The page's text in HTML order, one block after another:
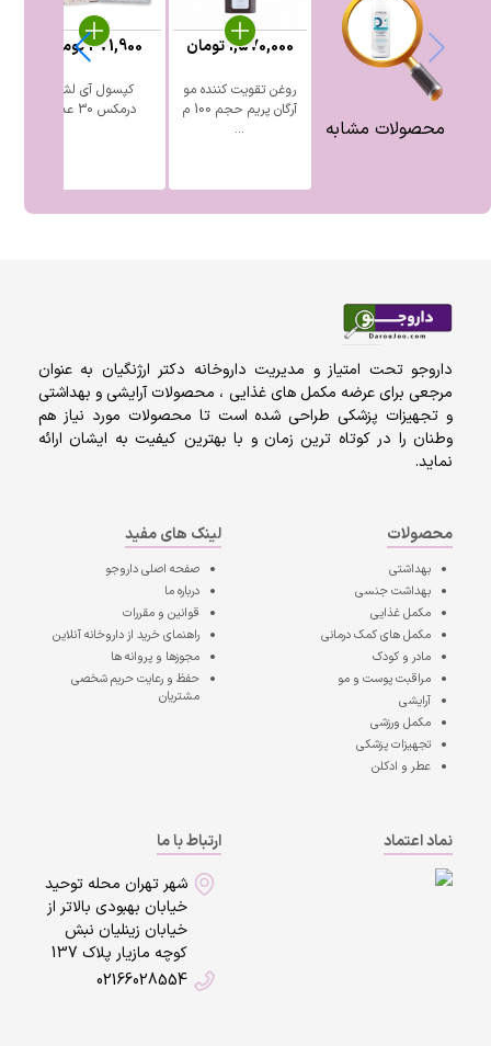
محصولات مشابه
روغن تقویت کننده مو
آرگان پریم حجم 100 م
...
1,570,000تومان
کپسول آی لش
درمکس 30 عدد
471,900تومان
داروجو تحت امتیاز و مدیریت داروخانه دکتر ارژنگیان به عنوان
مرجعی برای عرضه مکمل های غذایی ، محصولات آرایشی و بهداشتی
و تجهیزات پزشکی طراحی شده است تا محصولات مورد نیاز هم
وطنان را در کوتاه ترین زمان و با بهترین کیفیت به ایشان ارائه
نماید.
محصولات
بهداشتی
بهداشت جنسی
مکمل غذایی
مکمل های کمک درمانی
مادر و کودک
مراقبت پوست و مو
آرایشی
مکمل ورزشی
تجهیزات پزشکی
عطر و ادکلن
لینک های مفید
صفحه اصلیداروجو
درباره ما
قوانین و مقررات
راهنمای خرید از داروخانه آنلاین
مجوزها و پروانه ها
حفظ و رعایت حریم شخصی
مشتریان
نماد اعتماد
ارتباط با ما
شهر تهران محله توحید
خیابان بهبودی بالاتر از
خیابان زینلیان نبش
کوچه مازیار پلاک 137
02166028554